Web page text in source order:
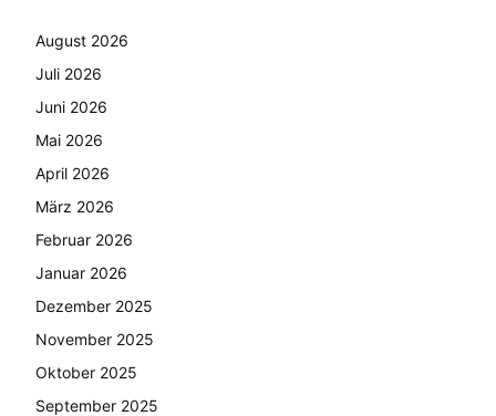
August 2026
Juli 2026
Juni 2026
Mai 2026
April 2026
März 2026
Februar 2026
Januar 2026
Dezember 2025
November 2025
Oktober 2025
September 2025